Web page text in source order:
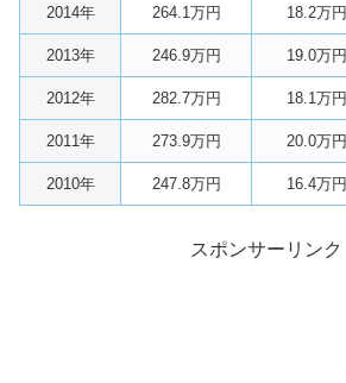
2014年 264.1万円 18.2万円
2013年 246.9万円 19.0万円
2012年 282.7万円 18.1万円
2011年 273.9万円 20.0万円
2010年 247.8万円 16.4万円
スポンサーリンク